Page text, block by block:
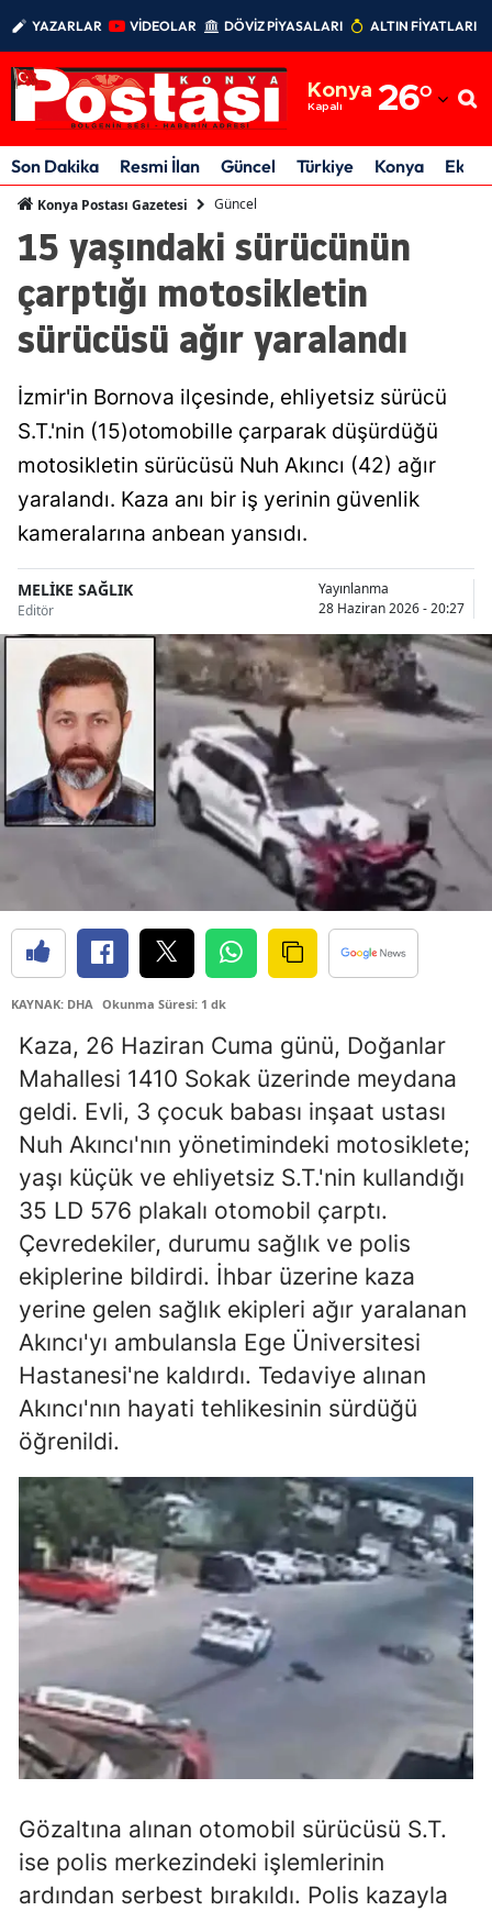
YAZARLAR VİDEOLAR DÖVİZ PİYASALARI ALTIN FİYATLARI
Konya
Kapalı 26°
Adıyaman
Afyonkarahisar
Amasya
Ankara
Antalya
Aydın
Balıkesir
Bilecik
Bitlis
Bolu
Burdur
Bursa
Çanakkale
Çankırı
Çorum
Diyarbakır
Elazığ
Erzincan
Erzurum
Eskişehir
Gaziantep
Giresun
Gümüşhane
Hakkari
Hatay
Mersin
İstanbul
Kırklareli
Kırşehir
Kocaeli
Son Dakika Resmi İlan Güncel Türkiye Konya
Konya Postası Gazetesi Güncel
15 yaşındaki sürücünün
çarptığı motosikletin
sürücüsü ağır yaralandı
İzmir'in Bornova ilçesinde, ehliyetsiz sürücü
S.T.'nin (15)otomobille çarparak düşürdüğü
motosikletin sürücüsü Nuh Akıncı (42) ağır
yaralandı. Kaza anı bir iş yerinin güvenlik
kameralarına anbean yansıdı.
MELİKE SAĞLIK
Editör
Yayınlanma
28 Haziran 2026 - 20:27
KAYNAK: DHA Okunma Süresi: 1 dk
Kaza, 26 Haziran Cuma günü, Doğanlar
Mahallesi 1410 Sokak üzerinde meydana
geldi. Evli, 3 çocuk babası inşaat ustası
Nuh Akıncı'nın yönetimindeki motosiklete;
yaşı küçük ve ehliyetsiz S.T.'nin kullandığı
35 LD 576 plakalı otomobil çarptı.
Çevredekiler, durumu sağlık ve polis
ekiplerine bildirdi. İhbar üzerine kaza
yerine gelen sağlık ekipleri ağır yaralanan
Akıncı'yı ambulansla Ege Üniversitesi
Hastanesi'ne kaldırdı. Tedaviye alınan
Akıncı'nın hayati tehlikesinin sürdüğü
öğrenildi.
Gözaltına alınan otomobil sürücüsü S.T.
ise polis merkezindeki işlemlerinin
ardından serbest bırakıldı. Polis kazayla